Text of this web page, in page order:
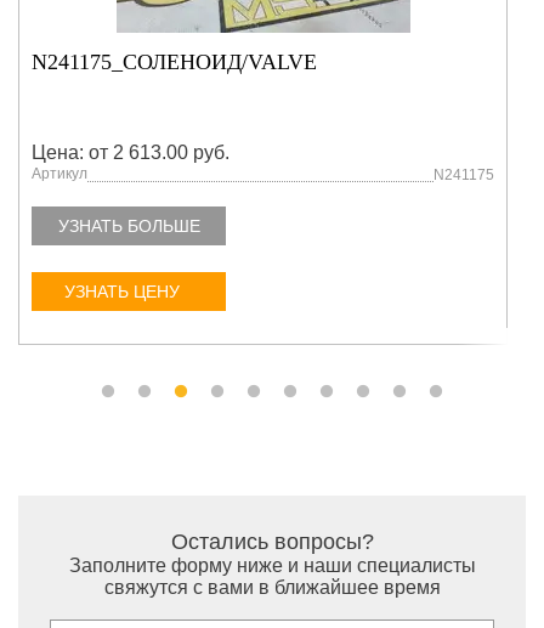
N241175_СОЛЕНОИД/VALVE
Цена: от 2 613.00 руб.
Артикул N241175
УЗНАТЬ БОЛЬШЕ
УЗНАТЬ ЦЕНУ
Остались вопросы?
Заполните форму ниже и наши специалисты
свяжутся с вами в ближайшее время